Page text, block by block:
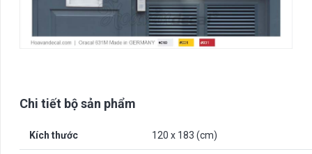
Chi tiết bộ sản phẩm
Kích thước 120 x 183 (cm)